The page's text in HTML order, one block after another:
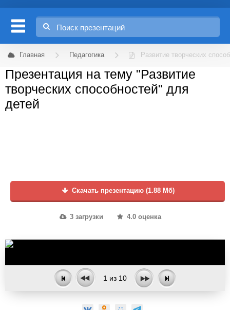
Главная Педагогика Развитие творческих
Презентация на тему "Развитие
творческих способностей" для
детей
Скачать презентацию (1.88 Мб)
3 загрузки 4.0 оценка
1 из 10